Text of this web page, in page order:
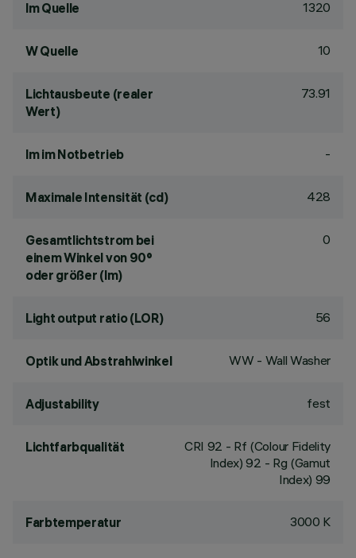
lm Quelle 1320
W Quelle 10
Lichtausbeute (realer
Wert)
73.91
lm im Notbetrieb -
Maximale Intensität (cd) 428
Gesamtlichtstrom bei
einem Winkel von 90°
oder größer (lm)
0
Light output ratio (LOR) 56
Optik und Abstrahlwinkel WW - Wall Washer
Adjustability fest
Lichtfarbqualität CRI 92 - Rf (Colour Fidelity
Index) 92 - Rg (Gamut
Index) 99
Farbtemperatur 3000 K